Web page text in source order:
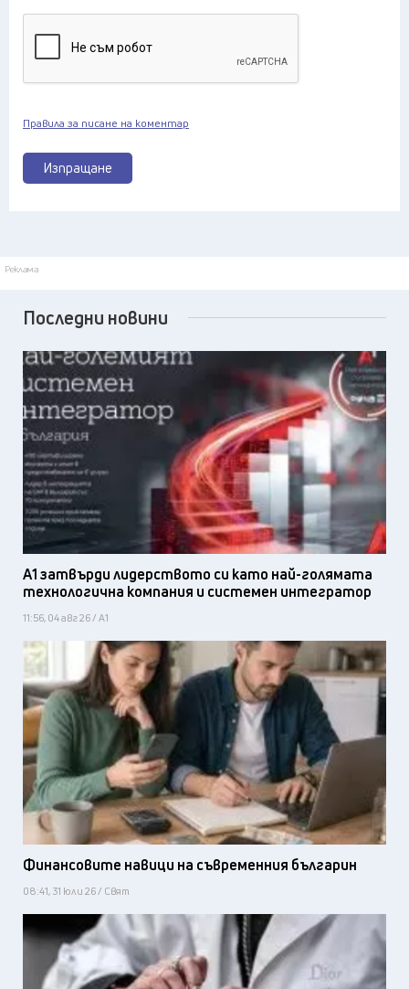
Изпращане
Правила за писане на коментар
Реклама
Последни новини
А1 затвърди лидерството си като най-голямата
технологична компания и системен интегратор
11:56, 04 авг 26 / А1
Финансовите навици на съвременния българин
08:41, 31 юли 26 / Свят